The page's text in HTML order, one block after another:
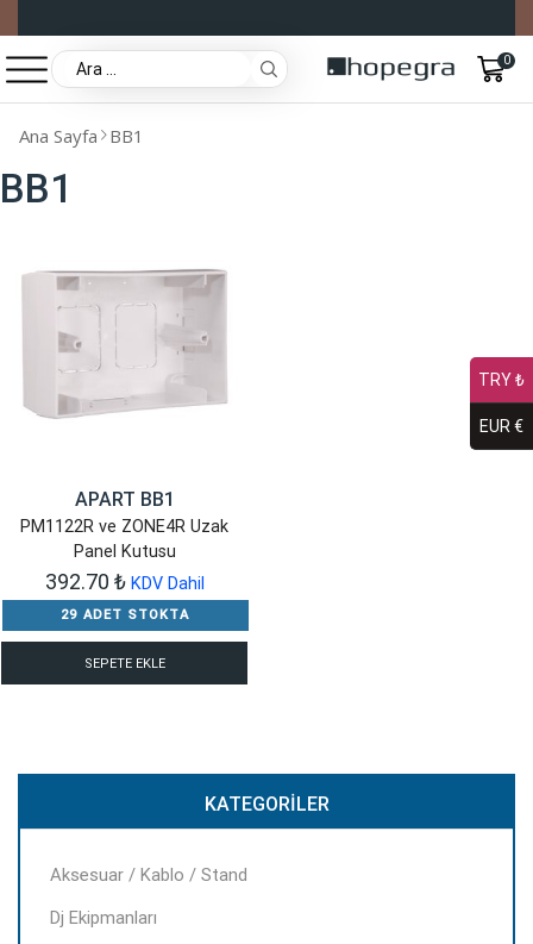
0
Ana Sayfa BB1
BB1
APART BB1
PM1122R ve ZONE4R Uzak
Panel Kutusu
392.70 ₺ KDV Dahil
29 ADET STOKTA
SEPETE EKLE
KATEGORILER
Aksesuar / Kablo / Stand
Dj Ekipmanları
TRY ₺
EUR €